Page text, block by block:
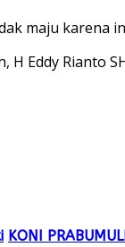
maju karena
H Eddy Rianto
KONI